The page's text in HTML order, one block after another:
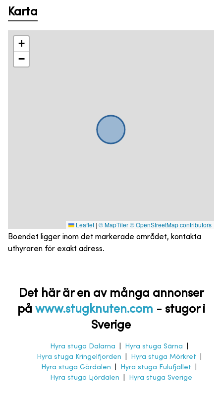
Karta
+
−
Leaflet | © MapTiler© OpenStreetMap contributors
Boendet ligger inom det markerade området, kontakta
uthyraren för exakt adress.
Det här är en av många annonser
på www.stugknuten.com - stugor i
Sverige
Hyra stuga Dalarna Hyra stuga Särna
Hyra stuga Kringelfjorden
Hyra stuga Mörkret
Hyra stuga Gördalen
Hyra stuga Fulufjället
Hyra stuga Ljördalen
Hyra stuga Sverige